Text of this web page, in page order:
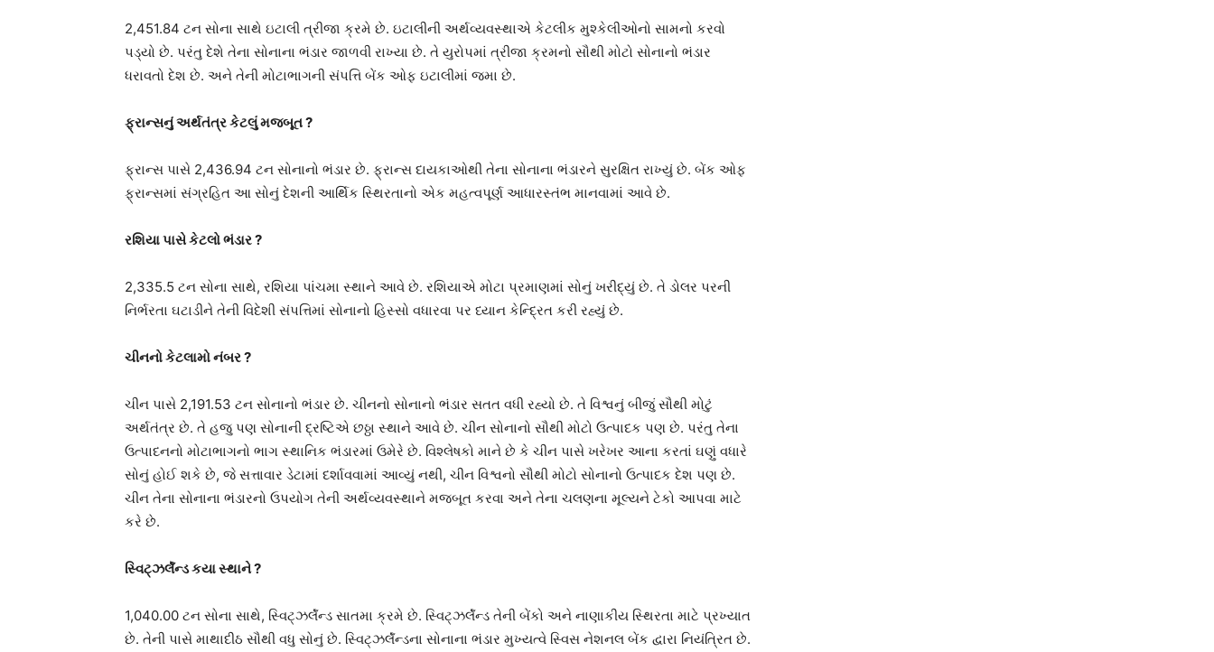
2,451.84 ટન સોના સાથે ઇટાલી ત્રીજા ક્રમે છે. ઇટાલીની અર્થવ્યવસ્થાએ કેટલીક મુશ્કેલીઓનો સામનો કરવો
પડ્યો છે. પરંતુ દેશે તેના સોનાના ભંડાર જાળવી રાખ્યા છે. તે યુરોપમાં ત્રીજા ક્રમનો સૌથી મોટો સોનાનો ભંડાર
ધરાવતો દેશ છે. અને તેની મોટાભાગની સંપત્તિ બેંક ઓફ ઇટાલીમાં જમા છે.
ફ્રાન્સનું અર્થતંત્ર કેટલું મજબૂત ?
ફ્રાન્સ પાસે 2,436.94 ટન સોનાનો ભંડાર છે. ફ્રાન્સ દાયકાઓથી તેના સોનાના ભંડારને સુરક્ષિત રાખ્યું છે. બેંક ઓફ
ફ્રાન્સમાં સંગ્રહિત આ સોનું દેશની આર્થિક સ્થિરતાનો એક મહત્વપૂર્ણ આધારસ્તંભ માનવામાં આવે છે.
રશિયા પાસે કેટલો ભંડાર ?
2,335.5 ટન સોના સાથે, રશિયા પાંચમા સ્થાને આવે છે. રશિયાએ મોટા પ્રમાણમાં સોનું ખરીદ્યું છે. તે ડોલર પરની
નિર્ભરતા ઘટાડીને તેની વિદેશી સંપત્તિમાં સોનાનો હિસ્સો વધારવા પર ધ્યાન કેન્દ્રિત કરી રહ્યું છે.
ચીનનો કેટલામો નંબર ?
ચીન પાસે 2,191.53 ટન સોનાનો ભંડાર છે. ચીનનો સોનાનો ભંડાર સતત વધી રહ્યો છે. તે વિશ્વનું બીજું સૌથી મોટું
અર્થતંત્ર છે. તે હજુ પણ સોનાની દ્રષ્ટિએ છઠ્ઠા સ્થાને આવે છે. ચીન સોનાનો સૌથી મોટો ઉત્પાદક પણ છે. પરંતુ તેના
ઉત્પાદનનો મોટાભાગનો ભાગ સ્થાનિક ભંડારમાં ઉમેરે છે. વિશ્લેષકો માને છે કે ચીન પાસે ખરેખર આના કરતાં ઘણું વધારે
સોનું હોઈ શકે છે, જે સત્તાવાર ડેટામાં દર્શાવવામાં આવ્યું નથી, ચીન વિશ્વનો સૌથી મોટો સોનાનો ઉત્પાદક દેશ પણ છે.
ચીન તેના સોનાના ભંડારનો ઉપયોગ તેની અર્થવ્યવસ્થાને મજબૂત કરવા અને તેના ચલણના મૂલ્યને ટેકો આપવા માટે
કરે છે.
સ્વિટ્ઝર્લૅન્ડ કયા સ્થાને ?
1,040.00 ટન સોના સાથે, સ્વિટ્ઝર્લૅન્ડ સાતમા ક્રમે છે. સ્વિટ્ઝર્લૅન્ડ તેની બેંકો અને નાણાકીય સ્થિરતા માટે પ્રખ્યાત
છે. તેની પાસે માથાદીઠ સૌથી વધુ સોનું છે. સ્વિટ્ઝર્લૅન્ડના સોનાના ભંડાર મુખ્યત્વે સ્વિસ નેશનલ બેંક દ્વારા નિયંત્રિત છે.